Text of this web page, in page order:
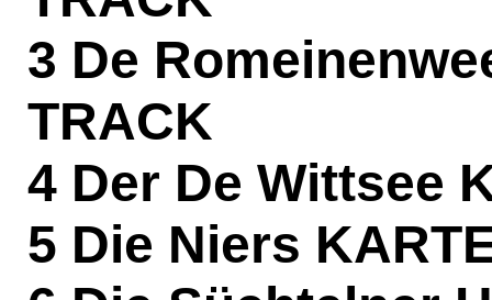
3 De
TRACK
4 Der De Wittsee
5 Die Niers